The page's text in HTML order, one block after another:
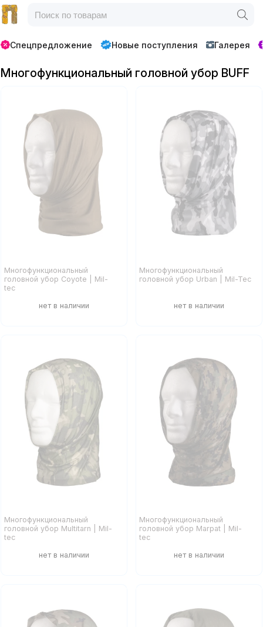
Спецпредложение Новые поступления Галерея
Многофункциональный головной убор BUFF
Многофункциональный
головной убор Coyote | Mil-
tec
Многофункциональный
головной убор Urban | Mil-Tec
Многофункциональный
головной убор Multitarn | Mil-
tec
Многофункциональный
головной убор Marpat | Mil-
tec